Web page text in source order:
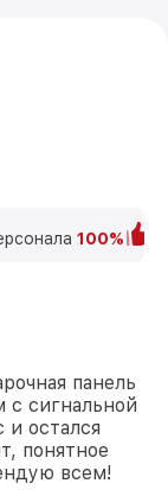
100%
панель
с сигнальной
и остался
понятное
всем!